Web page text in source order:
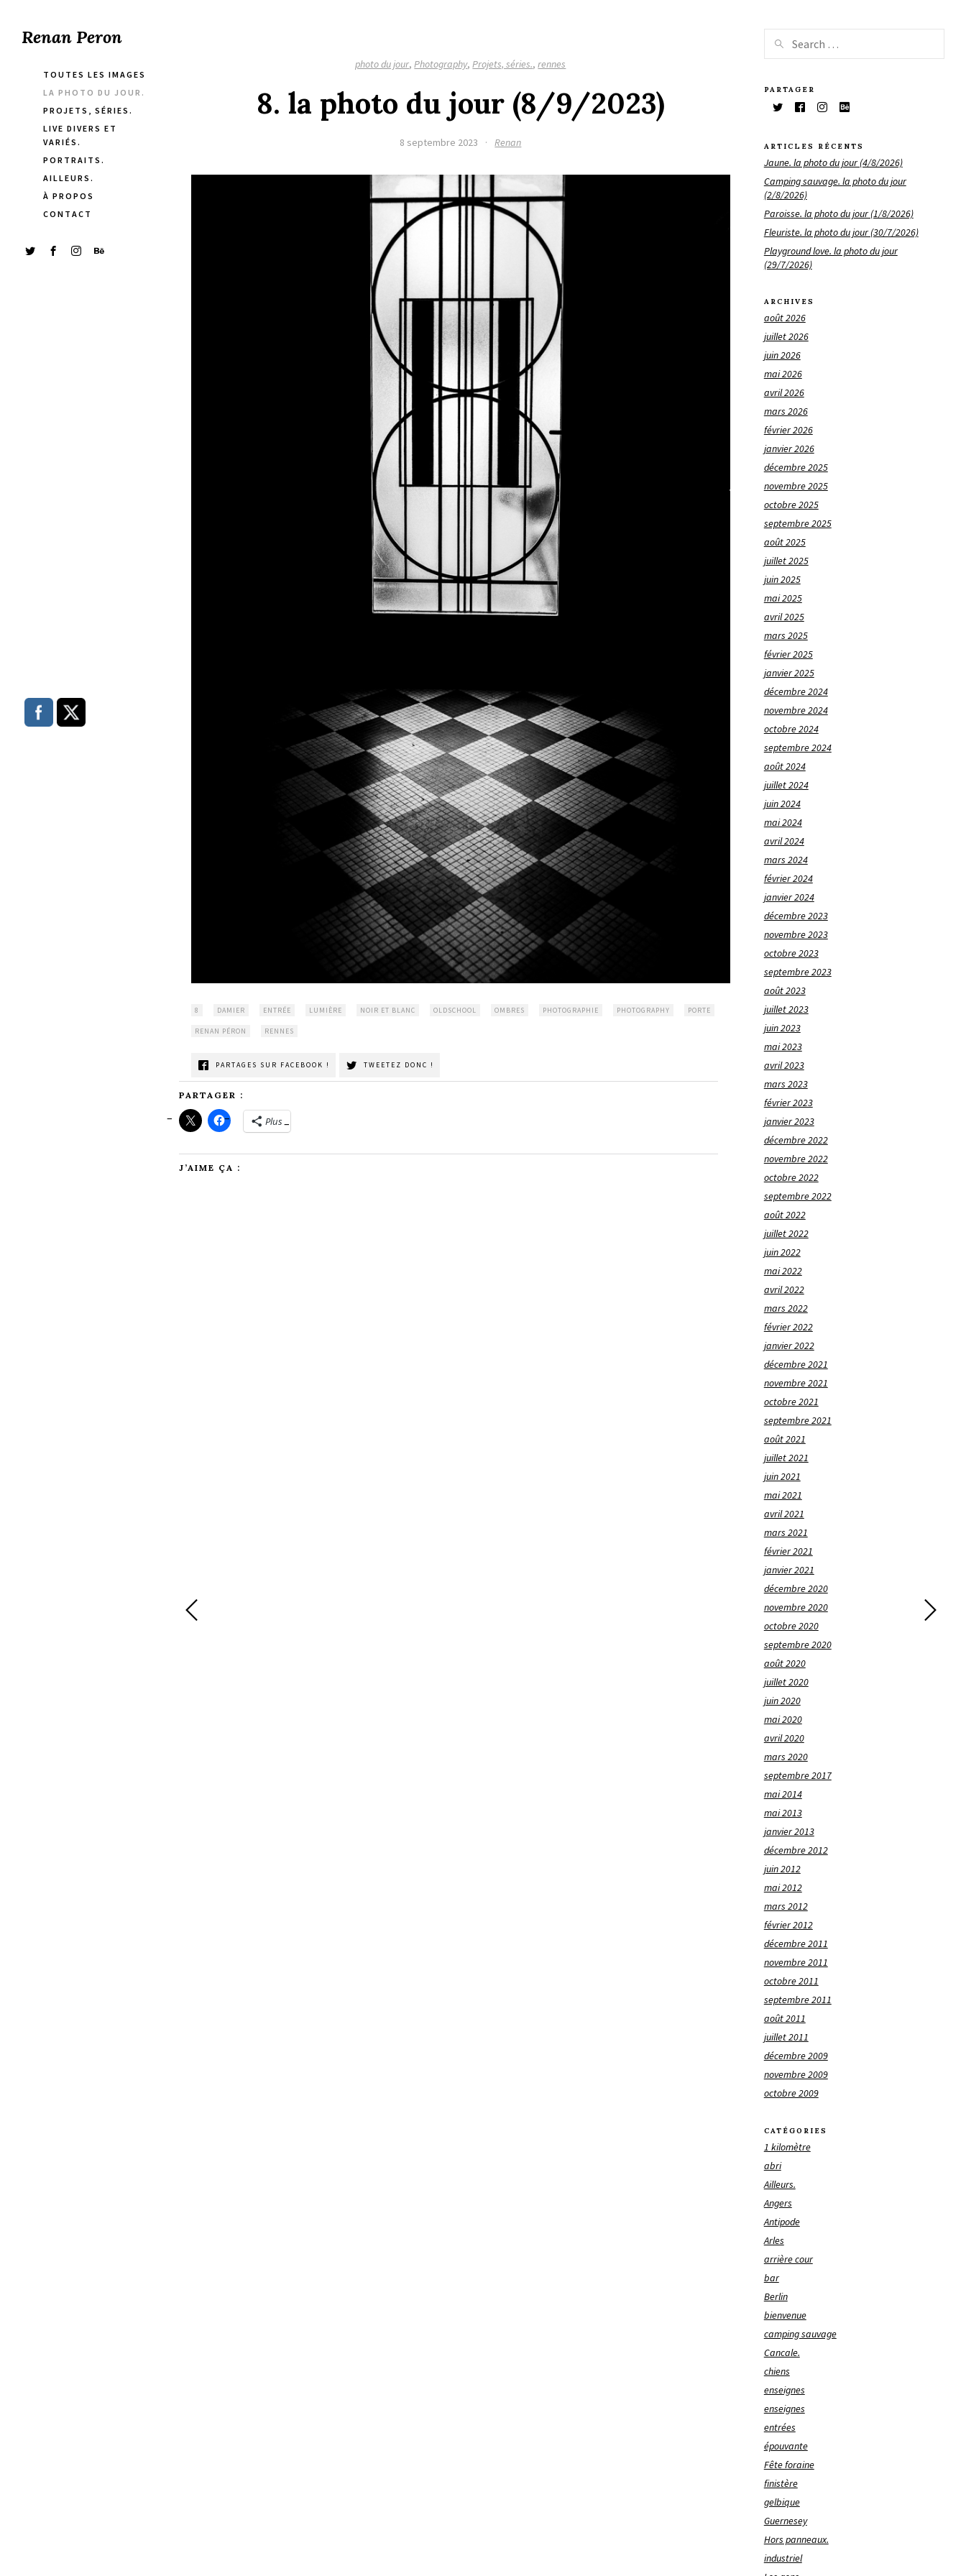
Renan Peron
TOUTES LES IMAGES
LA PHOTO DU JOUR.
PROJETS, SÉRIES.
LIVE DIVERS ET
VARIÉS.
PORTRAITS.
AILLEURS.
À PROPOS
CONTACT
photo du jour,Photography,Projets, séries.,rennes
8. la photo du jour (8/9/2023)
8 septembre 2023 · Renan
8 DAMIER ENTRÉE LUMIÈRE NOIR ET BLANC OLDSCHOOL OMBRES PHOTOGRAPHIE PHOTOGRAPHY PORTE
RENAN PÉRON RENNES
PARTAGES SUR FACEBOOK ! TWEETEZ DONC !
PARTAGER :
Plus
J’AIME ÇA :
PARTAGER
ARTICLES RÉCENTS
Jaune. la photo du jour (4/8/2026)
Camping sauvage. la photo du jour
(2/8/2026)
Paroisse. la photo du jour (1/8/2026)
Fleuriste. la photo du jour (30/7/2026)
Playground love. la photo du jour
(29/7/2026)
ARCHIVES
août 2026
juillet 2026
juin 2026
mai 2026
avril 2026
mars 2026
février 2026
janvier 2026
décembre 2025
novembre 2025
octobre 2025
septembre 2025
août 2025
juillet 2025
juin 2025
mai 2025
avril 2025
mars 2025
février 2025
janvier 2025
décembre 2024
novembre 2024
octobre 2024
septembre 2024
août 2024
juillet 2024
juin 2024
mai 2024
avril 2024
mars 2024
février 2024
janvier 2024
décembre 2023
novembre 2023
octobre 2023
septembre 2023
août 2023
juillet 2023
juin 2023
mai 2023
avril 2023
mars 2023
février 2023
janvier 2023
décembre 2022
novembre 2022
octobre 2022
septembre 2022
août 2022
juillet 2022
juin 2022
mai 2022
avril 2022
mars 2022
février 2022
janvier 2022
décembre 2021
novembre 2021
octobre 2021
septembre 2021
août 2021
juillet 2021
juin 2021
mai 2021
avril 2021
mars 2021
février 2021
janvier 2021
décembre 2020
novembre 2020
octobre 2020
septembre 2020
août 2020
juillet 2020
juin 2020
mai 2020
avril 2020
mars 2020
septembre 2017
mai 2014
mai 2013
janvier 2013
décembre 2012
juin 2012
mai 2012
mars 2012
février 2012
décembre 2011
novembre 2011
octobre 2011
septembre 2011
août 2011
juillet 2011
décembre 2009
novembre 2009
octobre 2009
CATÉGORIES
1 kilomètre
abri
Ailleurs.
Angers
Antipode
Arles
arrière cour
bar
Berlin
bienvenue
camping sauvage
Cancale.
chiens
enseignes
enseignes
entrées
épouvante
Fête foraine
finistère
gelbique
Guernesey
Hors panneaux.
industriel